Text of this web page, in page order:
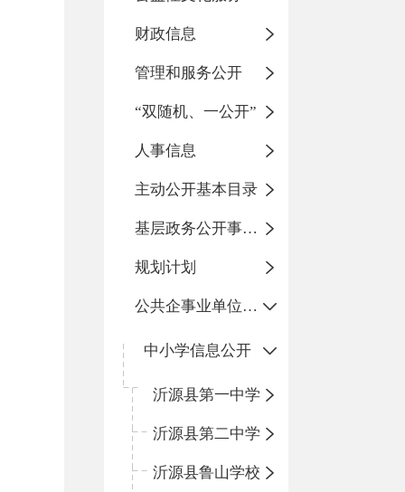
财政信息
管理和服务公开
“双随机、一公开”
人事信息
主动公开基本目录
基层政务公开事项标准目录
规划计划
公共企事业单位信息公开
中小学信息公开
沂源县第一中学
沂源县第二中学
沂源县鲁山学校